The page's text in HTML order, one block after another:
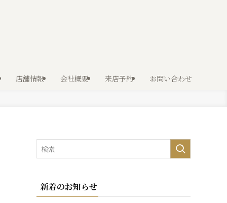
店舗情報 会社概要 来店予約 お問い合わせ
新着のお知らせ